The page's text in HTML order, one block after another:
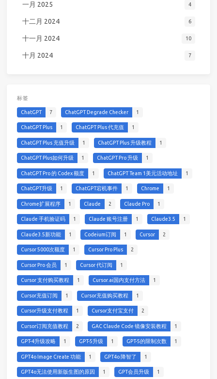
一月 2025 4
十二月 2024 6
十一月 2024 10
十月 2024 7
标签
ChatGPT 7 ChatGPT Degrade Checker 1
ChatGPT Plus 1 ChatGPT Plus 代充值 1
ChatGPT Plus 充值升级 1 ChatGPT Plus 升级教程 1
ChatGPT Plus如何升级 1 ChatGPT Pro 升级 1
ChatGPT Pro 的 Codex 额度 1 ChatGPT Team 1美元活动地址 1
ChatGPT升级 1 ChatGPT宕机事件 1 Chrome 1
Chrome扩展程序 1 Claude 2 Claude Pro 1
Claude 手机验证码 1 Claude 账号注册 1 Claude3.5 1
Claude3.5新功能 1 Codeium订阅 1 Cursor 2
Cursor 5000次额度 1 Cursor Pro Plus 2
Cursor Pro 会员 1 Cursor 代订阅 1
Cursor 支付购买教程 1 Cursor.ai国内支付方法 1
Cursor充值订阅 1 Cursor充值购买教程 1
Cursor升级支付教程 1 Cursor支付宝支付 2
Cursor订阅充值教程 2 GAC Claude Code 镜像安装教程 1
GPT-4升级攻略 1 GPT-5升级 1 GPT-5的限制次数 1
GPT4o Image Create 功能 1 GPT4o 降智了 1
GPT4o无法使用新版生图的原因 1 GPT会员升级 1